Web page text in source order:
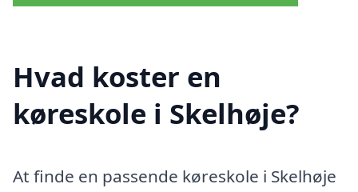
Hvad koster en
køreskole i Skelhøje?
At finde en passende køreskole i Skelhøje